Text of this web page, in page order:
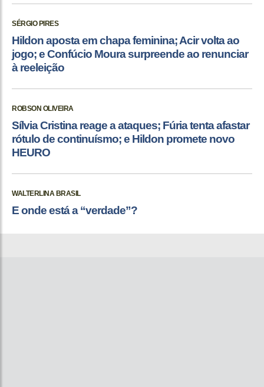
SÉRGIO PIRES
Hildon aposta em chapa feminina; Acir volta ao
jogo; e Confúcio Moura surpreende ao renunciar
à reeleição
ROBSON OLIVEIRA
Sílvia Cristina reage a ataques; Fúria tenta afastar
rótulo de continuísmo; e Hildon promete novo
HEURO
WALTERLINA BRASIL
E onde está a “verdade”?